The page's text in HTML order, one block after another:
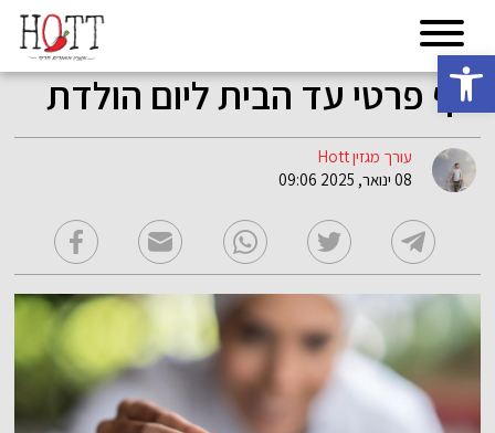
פתח סרגל נגישות
שף פרטי עד הבית ליום הולדת
עורך מגזין Hott
08 ינואר, 2025 09:06